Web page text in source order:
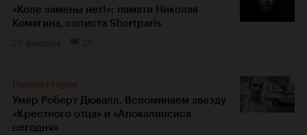
«Коле замены нет!»: памяти Николая
Комягина, солиста Shortparis
Портрет героя
Умер Роберт Дювалл. Вспоминаем звезду
«Крестного отца» и «Апокалипсиса
сегодня»